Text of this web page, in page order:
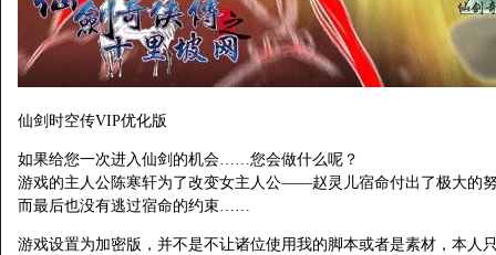
仙剑时空传VIP优化版
如果给您一次进入仙剑的机会……您会做什么呢？
游戏的主人公陈寒轩为了改变女主人公——赵灵儿宿命付出了极大的
而最后也没有逃过宿命的约束……
游戏设置为加密版，并不是不让诸位使用我的脚本或者是素材，本人